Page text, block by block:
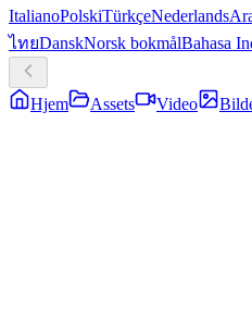
ItalianoPolskiTürkçeNederlands
ไทยDanskNorsk bokmålBahasa
Hjem Assets Video